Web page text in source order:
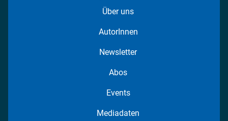
Über uns
AutorInnen
Newsletter
Abos
Events
Mediadaten